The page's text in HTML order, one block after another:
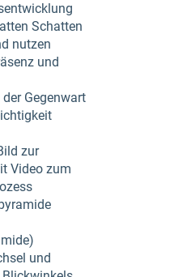
Schatten
nutzen
und
Gegenwart
zur
Video zum
und